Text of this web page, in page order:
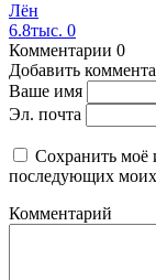
Лён
6.8тыс. 0
Комментарии 0
Добавить
Ваше имя
Эл. почта
Сохранить моё
последующих
Комментарий